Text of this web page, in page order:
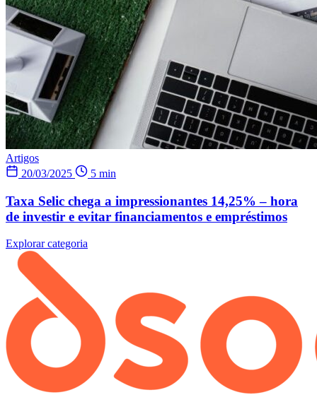
Artigos
20/03/2025
5 min
Taxa Selic chega a impressionantes 14,25% – hora
de investir e evitar financiamentos e empréstimos
Explorar categoria